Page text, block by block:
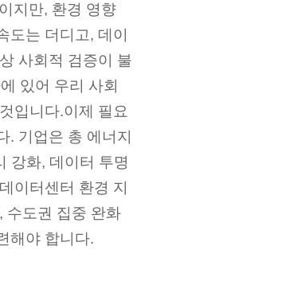
지만, 환경 영향
도는 더디고, 데이
사회적 검증이 불
있어 우리 사회
입니다.이제 필요
. 기업은 총 에너지
강화, 데이터 투명
이터센터 환경 지
수도권 집중 완화
해야 합니다.